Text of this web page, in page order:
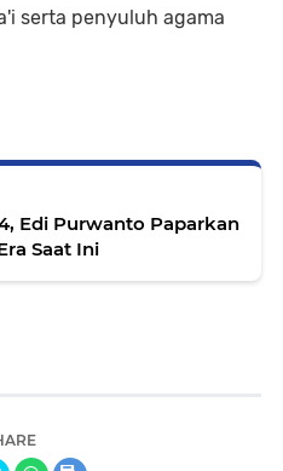
serta penyuluh agama
Edi Purwanto Paparkan
Saat Ini